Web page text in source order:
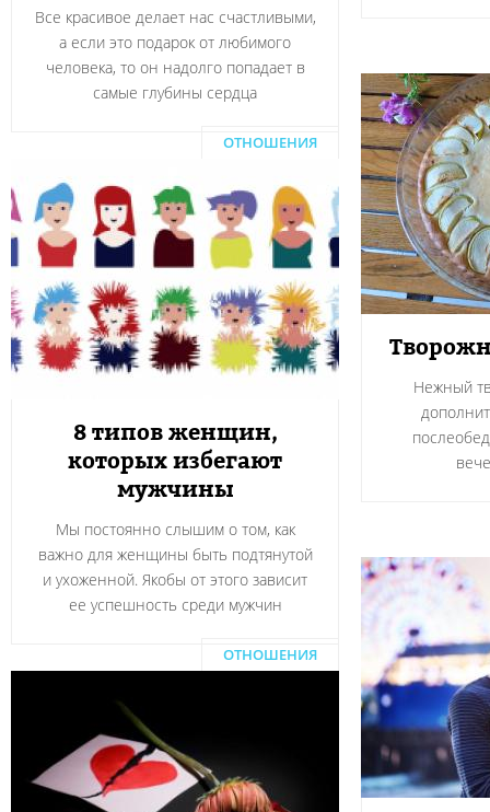
Все красивое делает нас счастливыми,
а если это подарок от любимого
человека, то он надолго попадает в
самые глубины сердца
Нежный
ОТНОШЕНИЯ
8 типов женщин,
которых избегают
мужчины
Мы постоянно слышим о том, как
важно для женщины быть подтянутой
и ухоженной. Якобы от этого зависит
ее успешность среди мужчин
ОТНОШЕНИЯ